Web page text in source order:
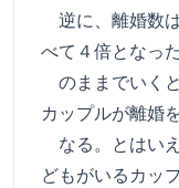
逆に、離婚数
べて４倍となっ
のままでいく
カップルが離婚
なる。とはい
どもがいるカッ